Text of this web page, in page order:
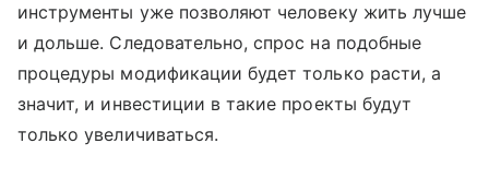
инструменты уже позволяют человеку жить лучше
и дольше. Следовательно, спрос на подобные
процедуры модификации будет только расти, а
значит, и инвестиции в такие проекты будут
только увеличиваться.